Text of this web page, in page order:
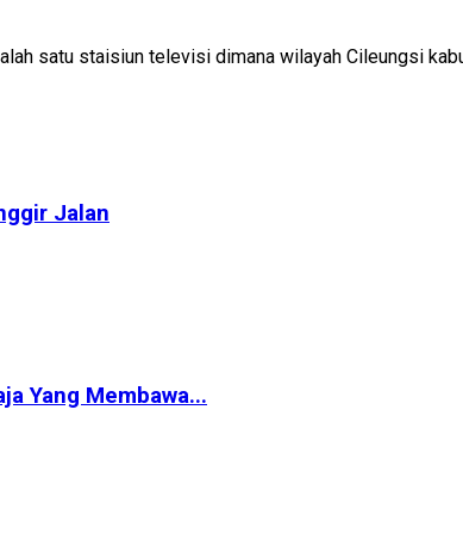
satu staisiun televisi dimana wilayah Cileungsi
Jalan
Yang Membawa...